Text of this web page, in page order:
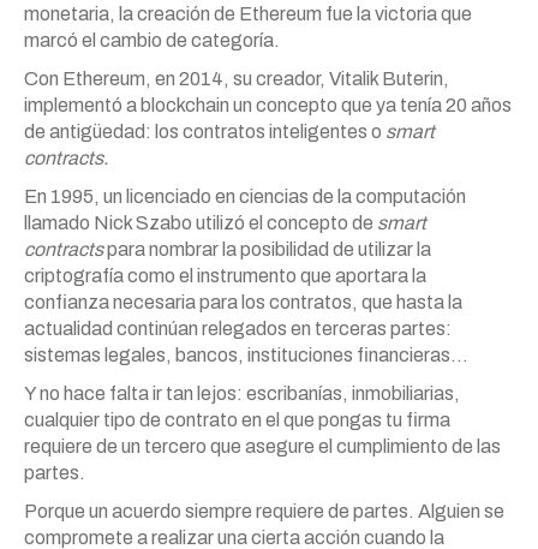
monetaria, la creación de Ethereum fue la victoria que
marcó el cambio de categoría.
Con Ethereum, en 2014, su creador, Vitalik Buterin,
implementó a blockchain un concepto que ya tenía 20 años
de antigüedad: los contratos inteligentes o smart
contracts.
En 1995, un licenciado en ciencias de la computación
llamado Nick Szabo utilizó el concepto de smart
contractspara nombrar la posibilidad de utilizar la
criptografía como el instrumento que aportara la
confianza necesaria para los contratos, que hasta la
actualidad continúan relegados en terceras partes:
sistemas legales, bancos, instituciones financieras…
Y no hace falta ir tan lejos: escribanías, inmobiliarias,
cualquier tipo de contrato en el que pongas tu firma
requiere de un tercero que asegure el cumplimiento de las
partes.
Porque un acuerdo siempre requiere de partes. Alguien se
compromete a realizar una cierta acción cuando la